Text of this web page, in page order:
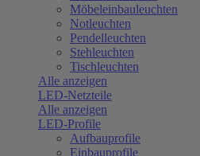
Möbeleinbauleuchten
Notleuchten
Pendelleuchten
Stehleuchten
Tischleuchten
Alle anzeigen
LED-Netzteile
Alle anzeigen
LED-Profile
Aufbauprofile
Einbauprofile